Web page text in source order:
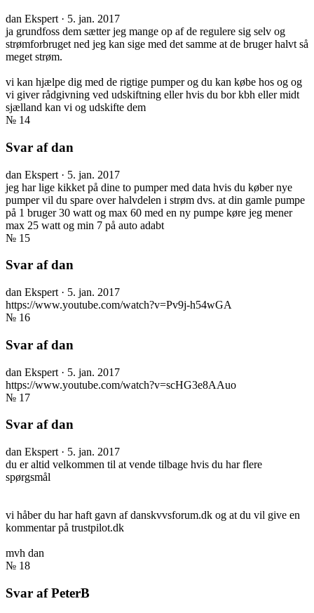
dan Ekspert · 5. jan. 2017
ja grundfoss dem sætter jeg mange op af de regulere sig selv og
strømforbruget ned jeg kan sige med det samme at de bruger halvt så
meget strøm.
vi kan hjælpe dig med de rigtige pumper og du kan købe hos og og
vi giver rådgivning ved udskiftning eller hvis du bor kbh eller midt
sjælland kan vi og udskifte dem
№ 14
Svar af dan
dan Ekspert · 5. jan. 2017
jeg har lige kikket på dine to pumper med data hvis du køber nye
pumper vil du spare over halvdelen i strøm dvs. at din gamle pumpe
på 1 bruger 30 watt og max 60 med en ny pumpe køre jeg mener
max 25 watt og min 7 på auto adabt
№ 15
Svar af dan
dan Ekspert · 5. jan. 2017
https://www.youtube.com/watch?v=Pv9j-h54wGA
№ 16
Svar af dan
dan Ekspert · 5. jan. 2017
https://www.youtube.com/watch?v=scHG3e8AAuo
№ 17
Svar af dan
dan Ekspert · 5. jan. 2017
du er altid velkommen til at vende tilbage hvis du har flere
spørgsmål
vi håber du har haft gavn af danskvvsforum.dk og at du vil give en
kommentar på trustpilot.dk
mvh dan
№ 18
Svar af PeterB